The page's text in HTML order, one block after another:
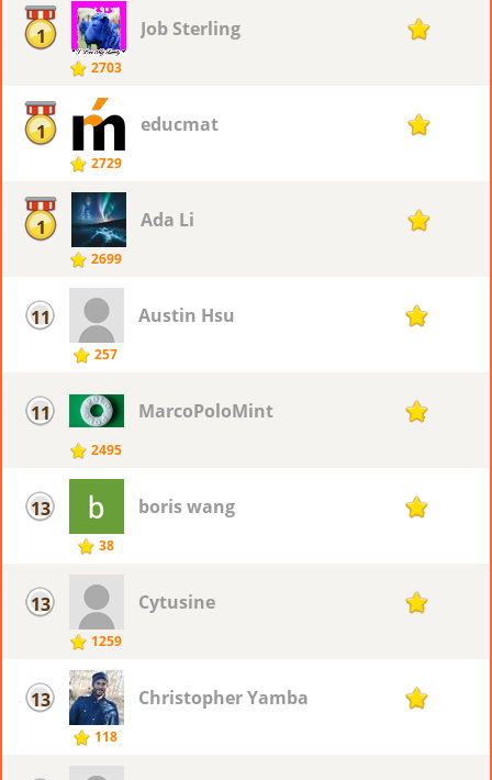
1
2703
Job Sterling 15
1
2729
educmat 15
1
2699
Ada Li 15
11
257
Austin Hsu 14
11
2495
MarcoPoloMint 14
13
38
boris wang 13
13
1259
Cytusine 13
13
118
Christopher Yamba 13